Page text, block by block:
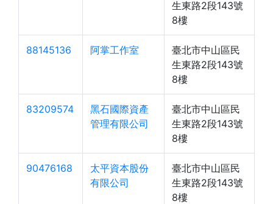
生東路2段143號
8樓
88145136 阿掌工作室
臺北市中山區民
生東路2段143號
8樓
83209574
黑石國際資產
管理有限公司
臺北市中山區民
生東路2段143號
8樓
90476168
太平資本股份
有限公司
臺北市中山區民
生東路2段143號
8樓